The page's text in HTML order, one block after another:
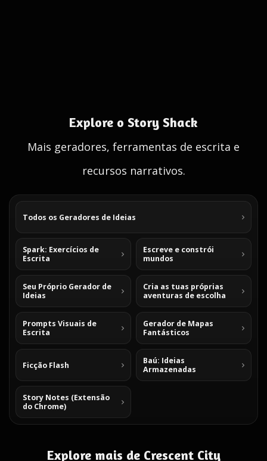
Explore o Story Shack
Mais geradores, ferramentas de escrita e
recursos narrativos.
Todos os Geradores de Ideias
Spark: Exercícios de
Escrita
Escreve e constrói
mundos
Seu Próprio Gerador de
Ideias
Cria as tuas próprias
aventuras de escolha
Prompts Visuais de
Escrita
Gerador de Mapas
Fantásticos
Ficção Flash
Baú: Ideias
Armazenadas
Story Notes (Extensão
do Chrome)
Explore mais de Crescent City